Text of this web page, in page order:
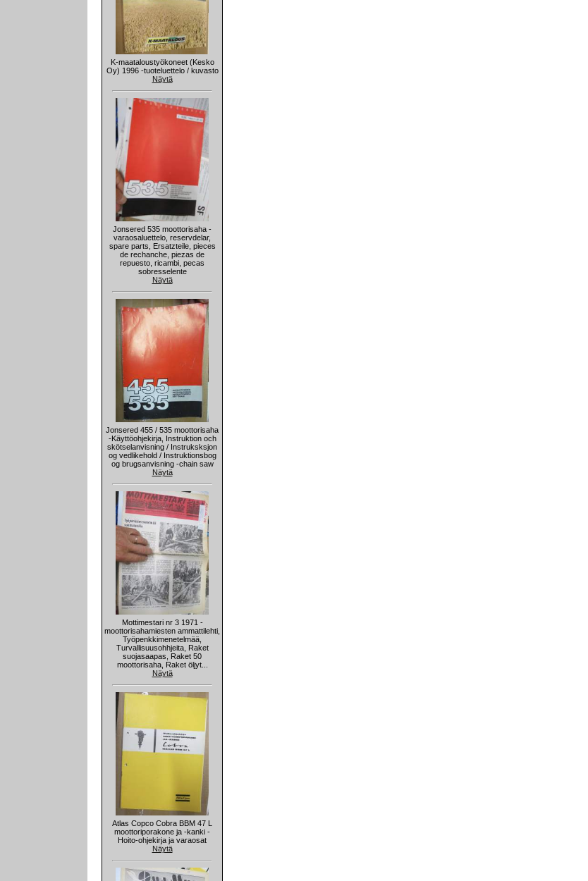
K-maataloustyökoneet (Kesko
Oy) 1996 -tuoteluettelo / kuvasto
Näytä
Jonsered 535 moottorisaha -
varaosaluettelo, reservdelar,
spare parts, Ersatzteile, pieces
de rechanche, piezas de
repuesto, ricambi, pecas
sobresselente
Näytä
Jonsered 455 / 535 moottorisaha
-Käyttöohjekirja, Instruktion och
skötselanvisning / Instruksksjon
og vedlikehold / Instruktionsbog
og brugsanvisning -chain saw
Näytä
Mottimestari nr 3 1971 -
moottorisahamiesten ammattilehti,
Työpenkkimenetelmää,
Turvallisuusohhjeita, Raket
suojasaapas, Raket 50
moottorisaha, Raket öljyt...
Näytä
Atlas Copco Cobra BBM 47 L
moottoriporakone ja -kanki -
Hoito-ohjekirja ja varaosat
Näytä